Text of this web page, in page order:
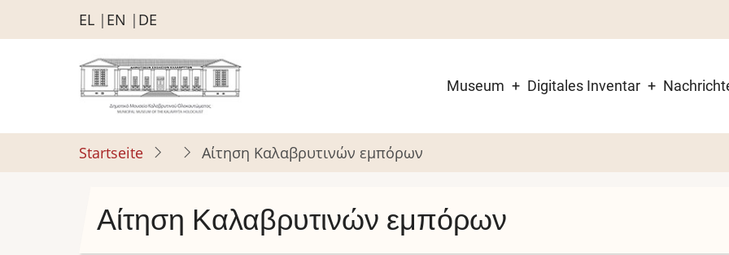
zum
EL EN DE
Museum Digitales Inventar
Startseite Αίτηση Καλαβρυτινών εμπόρων
Αίτηση Καλαβρυτινών εμπόρων